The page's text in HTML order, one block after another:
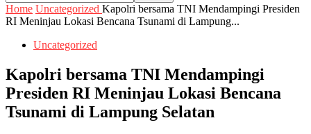
Home Uncategorized Kapolri bersama TNI Mendampingi Presiden
RI Meninjau Lokasi Bencana Tsunami di Lampung...
Uncategorized
Kapolri bersama TNI Mendampingi
Presiden RI Meninjau Lokasi Bencana
Tsunami di Lampung Selatan